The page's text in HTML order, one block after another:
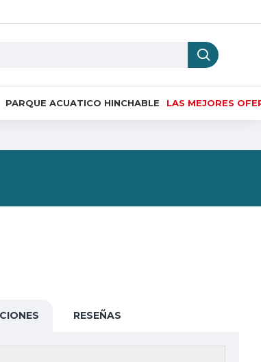
PARQUE ACUATICO HINCHABLE LAS MEJORES
RESEÑAS